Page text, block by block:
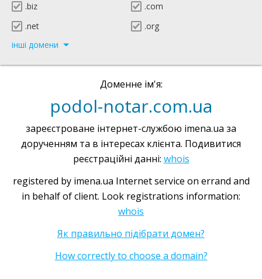
.biz
.com
.net
.org
інші домени
Доменне ім'я:
podol-notar.com.ua
зареєстроване інтернет-службою imena.ua за
дорученням та в інтересах клієнта. Подивитися
реєстраційні данні: whois
registered by imena.ua Internet service on errand and
in behalf of client. Look registrations information:
whois
Як правильно підібрати домен?
How correctly to choose a domain?